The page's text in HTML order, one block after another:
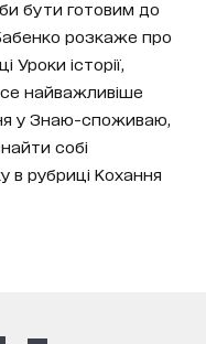
бути готовим до
розкаже про
Уроки історії,
найважливіше
у Знаю-споживаю,
собі
в рубриці Кохання